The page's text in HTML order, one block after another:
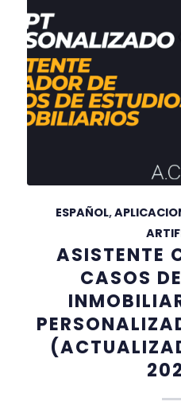
ESPAÑOL,
ASISTENTE
CASOS